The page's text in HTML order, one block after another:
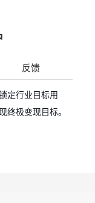
反馈
定行业目标用
终极变现目标。